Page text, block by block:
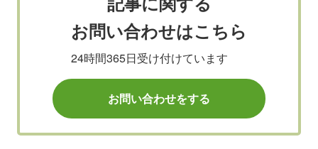
お問い合わせはこちら
24時間365日受け付けています
お問い合わせをする